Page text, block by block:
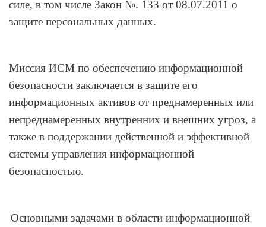
силе, в том числе Закон №. 133 от 08.07.2011 о
защите персональных данных.
Миссия ИСМ по обеспечению информационной
безопасности заключается в защите его
информационных активов от преднамеренных или
непреднамеренных внутренних и внешних угроз, а
также в поддержании действенной и эффективной
системы управления информационной
безопасностью.
Основными задачами в области информационной